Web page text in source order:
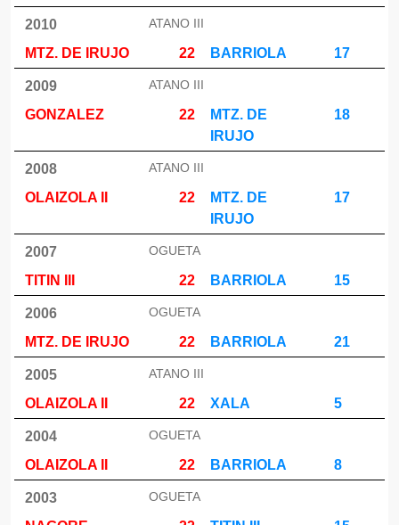
2010
MTZ. DE IRUJO
22 BARRIOLA 17
ATANO III
2009
GONZALEZ
22
MTZ. DE
IRUJO
18
ATANO III
2008
OLAIZOLA II
22
MTZ. DE
IRUJO
17
ATANO III
2007
TITIN III
22 BARRIOLA 15
OGUETA
2006
MTZ. DE IRUJO
22 BARRIOLA 21
OGUETA
2005
OLAIZOLA II
22 XALA 5
ATANO III
2004
OLAIZOLA II
22 BARRIOLA 8
OGUETA
2003
OGUETA